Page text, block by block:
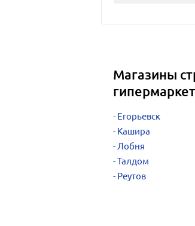
Магазины
Егорьевск
Кашира
Лобня
Талдом
Реутов